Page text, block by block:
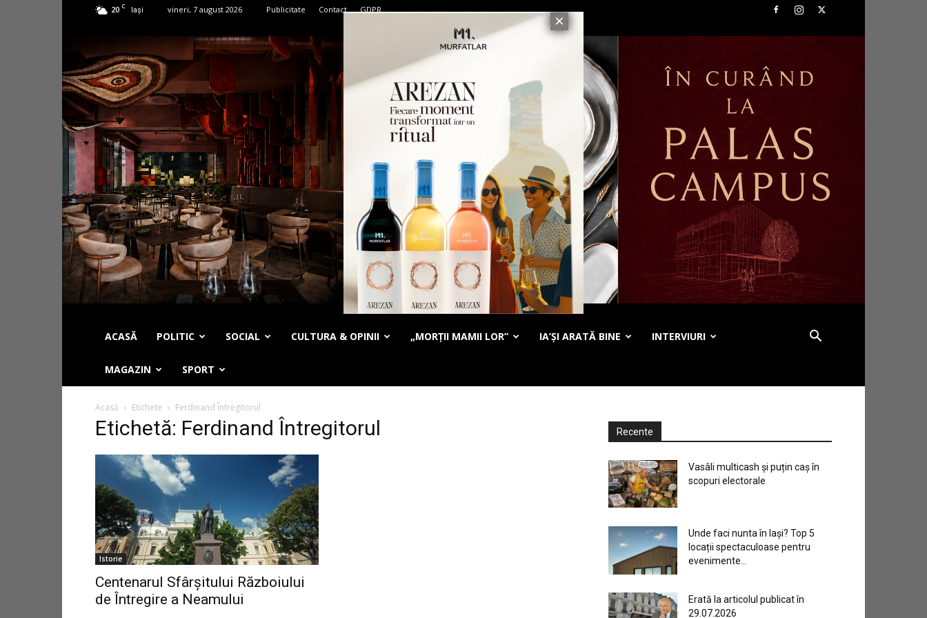
20 C Iași vineri, 7 august 2026 Publicitate Contact GDPR
ACASĂ POLITIC SOCIAL CULTURA & OPINII „MORȚII MAMII LOR” IA’ȘI ARATĂ BINE INTERVIURI
MAGAZIN SPORT
Acasă Etichete Ferdinand Întregitorul
Etichetă: Ferdinand Întregitorul
Istorie
Centenarul Sfârșitului Războiului
de Întregire a Neamului
Recente
Vasâli multicash și puțin caș în
scopuri electorale
Unde faci nunta în Iași? Top 5
locații spectaculoase pentru
evenimente...
Erată la articolul publicat în
29.07.2026